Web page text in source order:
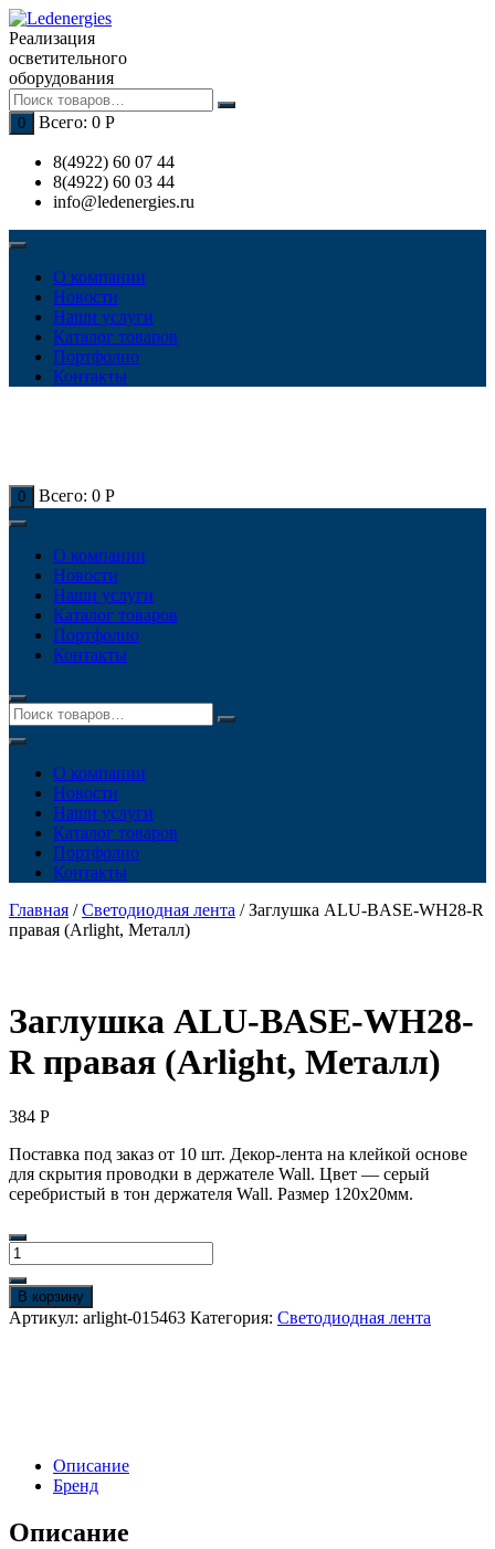
Перейти
к
содержимому
Реализация
осветительного
оборудования
0 Всего: 0 Р
8(4922) 60 07 44
8(4922) 60 03 44
info@ledenergies.ru
О компании
Новости
Наши услуги
Каталог товаров
Портфолио
Контакты
0 Всего: 0 Р
О компании
Новости
Наши услуги
Каталог товаров
Портфолио
Контакты
О компании
Новости
Наши услуги
Каталог товаров
Портфолио
Контакты
Главная /Светодиодная лента / Заглушка ALU-BASE-WH28-R
правая (Arlight, Металл)
Заглушка ALU-BASE-WH28-
R правая (Arlight, Металл)
384 Р
Поставка под заказ от 10 шт. Декор-лента на клейкой основе
для скрытия проводки в держателе Wall. Цвет — серый
серебристый в тон держателя Wall. Размер 120х20мм.
Количество
товара
Заглушка
ALU-
BASE-
В корзину
Артикул: arlight-015463 Категория: Светодиодная лента
Описание
Бренд
Описание